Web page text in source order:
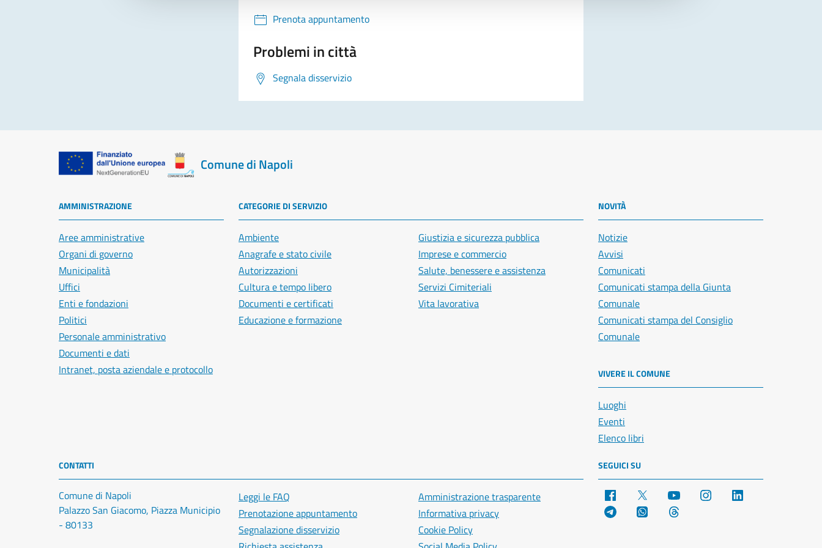
Prenota appuntamento
Problemi in città
Segnala disservizio
Comune di Napoli
AMMINISTRAZIONE
Aree amministrative
Organi di governo
Municipalità
Uffici
Enti e fondazioni
Politici
Personale amministrativo
Documenti e dati
Intranet, posta aziendale e protocollo
CATEGORIE DI SERVIZIO
Ambiente
Anagrafe e stato civile
Autorizzazioni
Cultura e tempo libero
Documenti e certificati
Educazione e formazione
Giustizia e sicurezza pubblica
Imprese e commercio
Salute, benessere e assistenza
Servizi Cimiteriali
Vita lavorativa
NOVITÀ
Notizie
Avvisi
Comunicati
Comunicati stampa della Giunta
Comunale
Comunicati stampa del Consiglio
Comunale
VIVERE IL COMUNE
Luoghi
Eventi
Elenco libri
CONTATTI
Comune di Napoli
Palazzo San Giacomo, Piazza Municipio
- 80133
Leggi le FAQ
Prenotazione appuntamento
Segnalazione disservizio
Amministrazione trasparente
Informativa privacy
Cookie Policy
SEGUICI SU
Facebook YouTube Instagram
Telegram WhatsApp